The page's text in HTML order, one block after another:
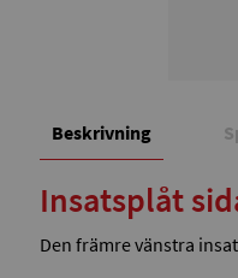
Beskrivning
Insatsplåt
Den främre vänstra